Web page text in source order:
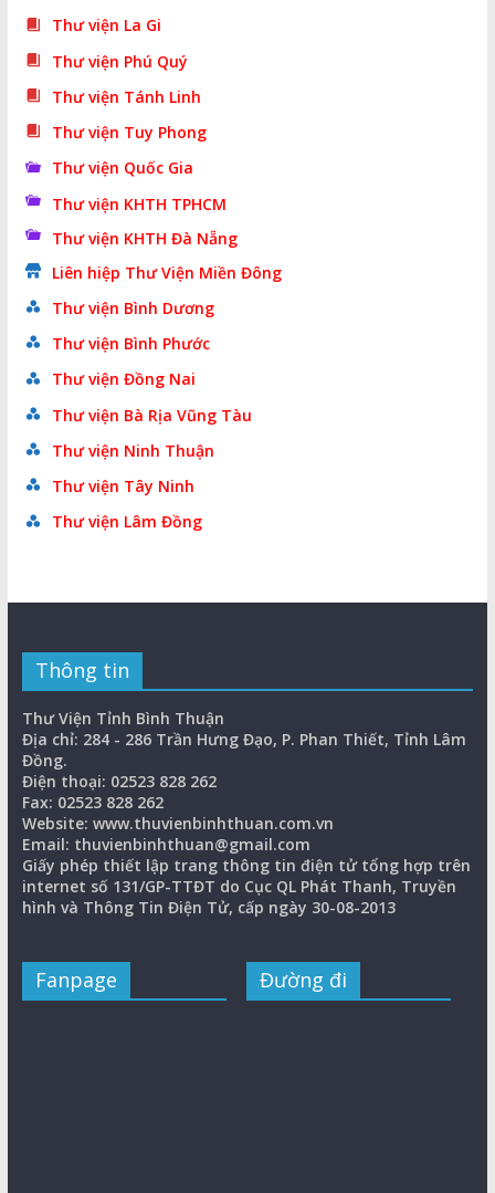
Thư viện La Gi
Thư viện Phú Quý
Thư viện Tánh Linh
Thư viện Tuy Phong
Thư viện Quốc Gia
Thư viện KHTH TPHCM
Thư viện KHTH Đà Nẵng
Liên hiệp Thư Viện Miền Đông
Thư viện Bình Dương
Thư viện Bình Phước
Thư viện Đồng Nai
Thư viện Bà Rịa Vũng Tàu
Thư viện Ninh Thuận
Thư viện Tây Ninh
Thư viện Lâm Đồng
Thông tin
Thư Viện Tỉnh Bình Thuận
Địa chỉ: 284 - 286 Trần Hưng Đạo, P. Phan Thiết, Tỉnh Lâm
Đồng.
Điện thoại: 02523 828 262
Fax: 02523 828 262
Website: www.thuvienbinhthuan.com.vn
Email: thuvienbinhthuan@gmail.com
Giấy phép thiết lập trang thông tin điện tử tổng hợp trên
internet số 131/GP-TTĐT do Cục QL Phát Thanh, Truyền
hình và Thông Tin Điện Tử, cấp ngày 30-08-2013
Fanpage Đường đi